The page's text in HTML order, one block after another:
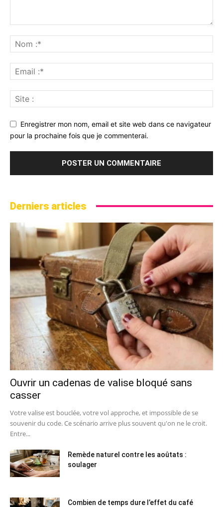
Enregistrer mon nom, email et site web dans ce navigateur
pour la prochaine fois que je commenterai.
Derniers articles
Ouvrir un cadenas de valise bloqué sans
casser
Votre valise est bouclée, votre vol approche, et impossible de se
souvenir du code. Ce scénario arrive plus souvent qu'on ne le croit.
Entre...
Remède naturel contre les aoûtats :
soulager
Combien de temps dure l’effet du café